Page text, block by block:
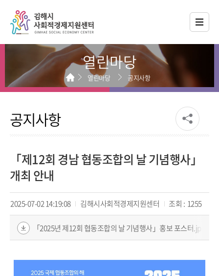
열린마당
열린마당 공지사항
공지사항
「제12회 경남 협동조합의 날 기념행사」
개최 안내
2025-07-02 14:19:08 김해시사회적경제지원센터 조회 : 1255
「2025년 제12회 협동조합의 날 기념행사」홍보 포스터.jpg